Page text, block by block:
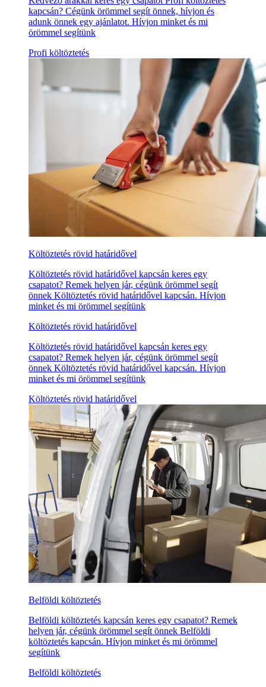
kapcsán? Cégünk örömmel segít önnek, hívjon és
adunk önnek egy ajánlatot. Hívjon minket és mi
örömmel segítünk
Profi költöztetés
Költöztetés rövid határidővel
Költöztetés rövid határidővel kapcsán keres egy
csapatot? Remek helyen jár, cégünk örömmel segít
önnek Költöztetés rövid határidővel kapcsán. Hívjon
minket és mi örömmel segítünk
Költöztetés rövid határidővel
Költöztetés rövid határidővel kapcsán keres egy
csapatot? Remek helyen jár, cégünk örömmel segít
önnek Költöztetés rövid határidővel kapcsán. Hívjon
minket és mi örömmel segítünk
Költöztetés rövid határidővel
Belföldi költöztetés
Belföldi költöztetés kapcsán keres egy csapatot? Remek
helyen jár, cégünk örömmel segít önnek Belföldi
költöztetés kapcsán. Hívjon minket és mi örömmel
segítünk
Belföldi költöztetés